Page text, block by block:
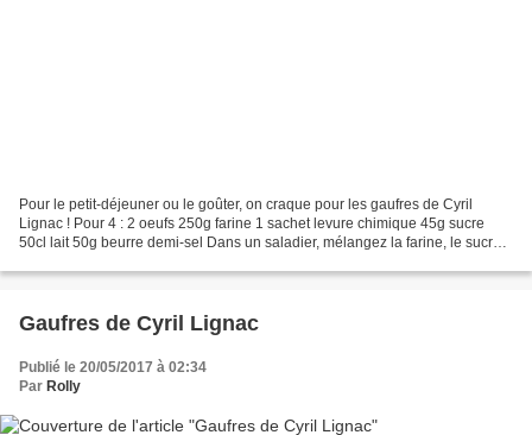
Pour le petit-déjeuner ou le goûter, on craque pour les gaufres de Cyril
Lignac ! Pour 4 : 2 oeufs 250g farine 1 sachet levure chimique 45g sucre
50cl lait 50g beurre demi-sel Dans un saladier, mélangez la farine, le sucre
Gaufres de Cyril Lignac
Publié le 20/05/2017 à 02:34
Par Rolly